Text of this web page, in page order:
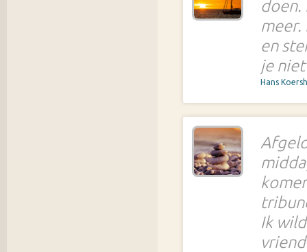
doen.
meer.
en
je
Hans
Ik